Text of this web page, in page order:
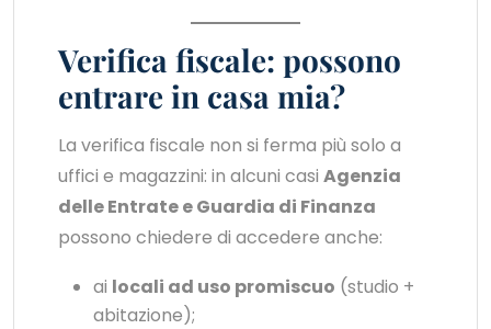
Verifica fiscale: possono
entrare in casa mia?
La verifica fiscale non si ferma più solo a
uffici e magazzini: in alcuni casi Agenzia
delle Entrate e Guardia di Finanza
possono chiedere di accedere anche:
ai locali ad uso promiscuo (studio +
abitazione);